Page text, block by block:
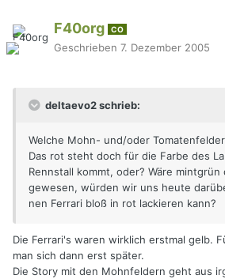
F40org CO
Geschrieben 7. Dezember 2005
deltaevo2 schrieb:
Welche Mohn- und/oder
Das rot steht doch für die Farbe des
Rennstall kommt, oder? Wäre
gewesen, würden wir uns heute
nen Ferrari bloß in rot lackieren kann?
Die Ferrari's waren wirklich erstmal gelb.
man sich dann erst später.
Die Story mit den Mohnfeldern geht aus